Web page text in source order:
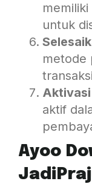
untuk
metode
aktif
Ayoo